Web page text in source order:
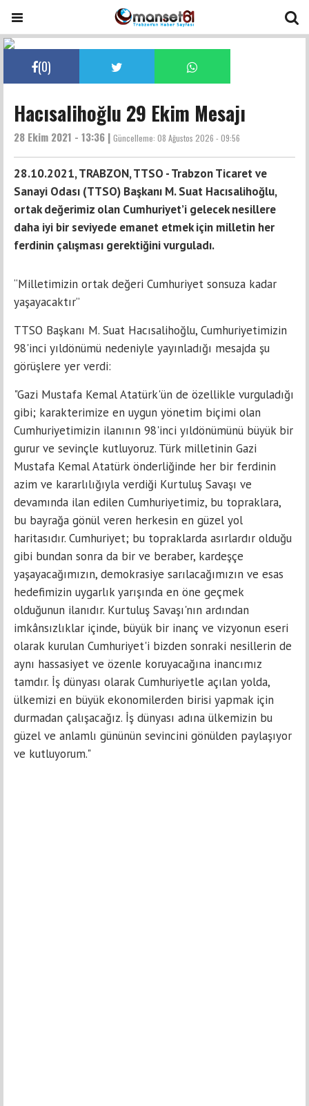
(0)
Hacısalihoğlu 29 Ekim Mesajı
28 Ekim 2021 - 13:36 | Güncelleme: 08 Ağustos 2026 - 09:56
28.10.2021, TRABZON, TTSO - Trabzon Ticaret ve
Sanayi Odası (TTSO) Başkanı M. Suat Hacısalihoğlu,
ortak değerimiz olan Cumhuriyet’i gelecek nesillere
daha iyi bir seviyede emanet etmek için milletin her
ferdinin çalışması gerektiğini vurguladı.
“Milletimizin ortak değeri Cumhuriyet sonsuza kadar
yaşayacaktır”
TTSO Başkanı M. Suat Hacısalihoğlu, Cumhuriyetimizin
98'inci yıldönümü nedeniyle yayınladığı mesajda şu
görüşlere yer verdi:
"Gazi Mustafa Kemal Atatürk'ün de özellikle vurguladığı
gibi; karakterimize en uygun yönetim biçimi olan
Cumhuriyetimizin ilanının 98'inci yıldönümünü büyük bir
gurur ve sevinçle kutluyoruz. Türk milletinin Gazi
Mustafa Kemal Atatürk önderliğinde her bir ferdinin
azim ve kararlılığıyla verdiği Kurtuluş Savaşı ve
devamında ilan edilen Cumhuriyetimiz, bu topraklara,
bu bayrağa gönül veren herkesin en güzel yol
haritasıdır. Cumhuriyet; bu topraklarda asırlardır olduğu
gibi bundan sonra da bir ve beraber, kardeşçe
yaşayacağımızın, demokrasiye sarılacağımızın ve esas
hedefimizin uygarlık yarışında en öne geçmek
olduğunun ilanıdır. Kurtuluş Savaşı'nın ardından
imkânsızlıklar içinde, büyük bir inanç ve vizyonun eseri
olarak kurulan Cumhuriyet'i bizden sonraki nesillerin de
aynı hassasiyet ve özenle koruyacağına inancımız
tamdır. İş dünyası olarak Cumhuriyetle açılan yolda,
ülkemizi en büyük ekonomilerden birisi yapmak için
durmadan çalışacağız. İş dünyası adına ülkemizin bu
güzel ve anlamlı gününün sevincini gönülden paylaşıyor
ve kutluyorum."